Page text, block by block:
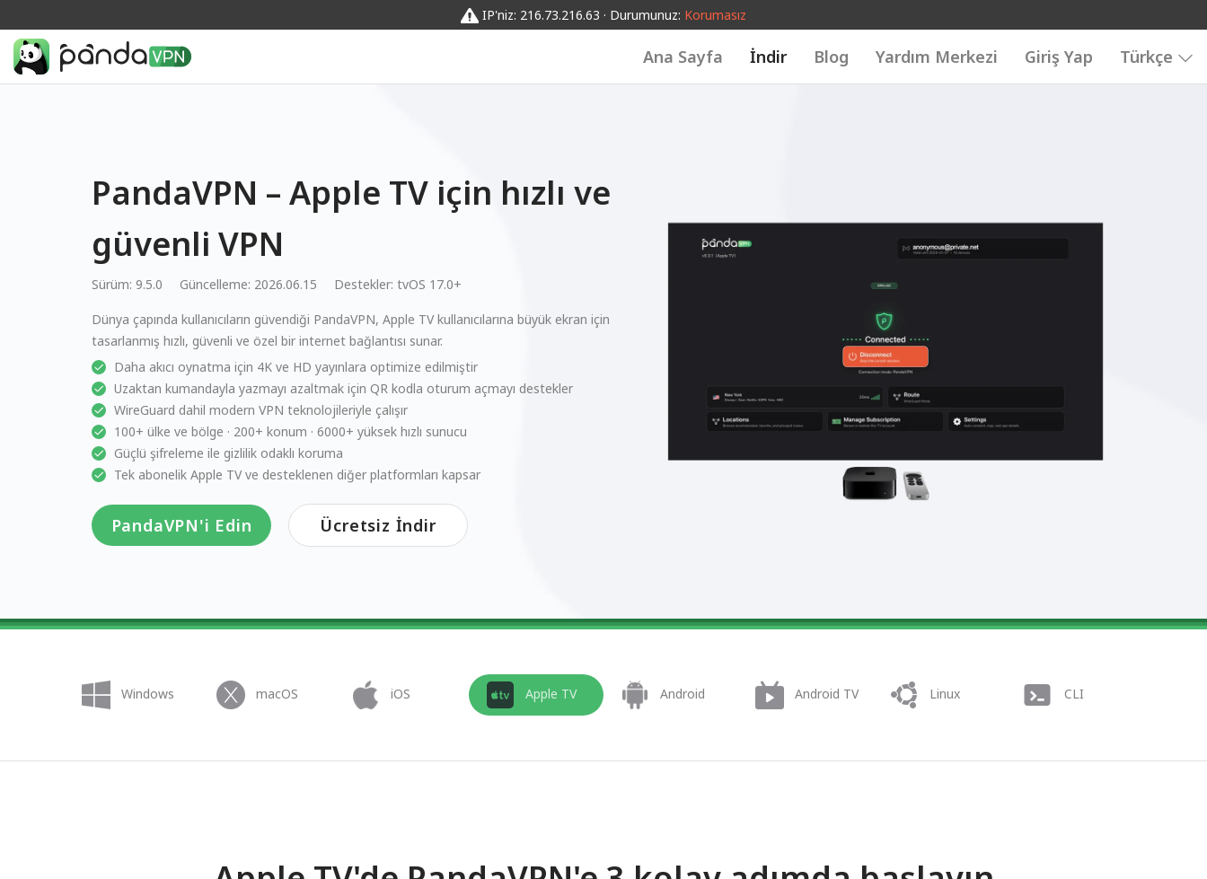
IP'niz: 216.73.216.63 · Durumunuz: Korumasız
Ana Sayfa İndir Blog Yardım Merkezi Giriş Yap Türkçe
PandaVPN – Apple TV için hızlı ve
güvenli VPN
Sürüm: 9.5.0 Güncelleme: 2026.06.15 Destekler: tvOS 17.0+
Dünya çapında kullanıcıların güvendiği PandaVPN, Apple TV kullanıcılarına büyük ekran için
tasarlanmış hızlı, güvenli ve özel bir internet bağlantısı sunar.
Daha akıcı oynatma için 4K ve HD yayınlara optimize edilmiştir
Uzaktan kumandayla yazmayı azaltmak için QR kodla oturum açmayı destekler
WireGuard dahil modern VPN teknolojileriyle çalışır
100+ ülke ve bölge · 200+ konum · 6000+ yüksek hızlı sunucu
Güçlü şifreleme ile gizlilik odaklı koruma
Tek abonelik Apple TV ve desteklenen diğer platformları kapsar
PandaVPN'i Edin Ücretsiz İndir
Windows macOS iOS Apple TV Android Android TV Linux CLI